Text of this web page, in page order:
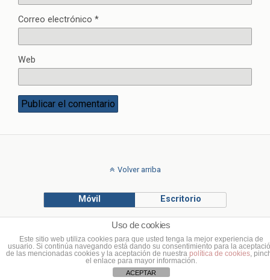
Correo electrónico *
Web
Volver arriba
Móvil Escritorio
© Francisco Ponce Carrasco
Uso de cookies
Este sitio web utiliza cookies para que usted tenga la mejor experiencia de
usuario. Si continúa navegando está dando su consentimiento para la
de las mencionadas cookies y la aceptación de nuestra política de cookies,
el enlace para mayor información.
ACEPTAR